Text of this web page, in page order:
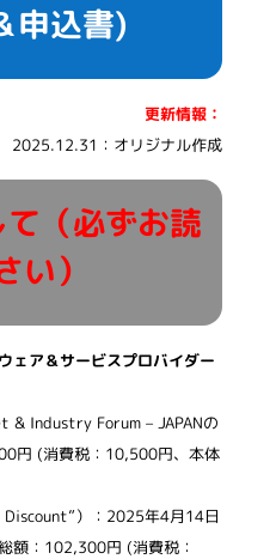
申込書)
更新情報：
2025.12.31：オリジナル作成
（必ずお読
い）
ェア＆サービスプロバイダー
Industry Forum – JAPANの
円 (消費税：10,500円、本体
Discount”）：2025年4月14日
額：102,300円 (消費税：